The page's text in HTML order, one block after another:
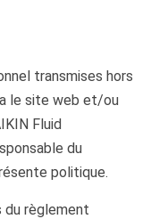
transmises hors
le site web et/ou
Fluid
du
politique.
du règlement